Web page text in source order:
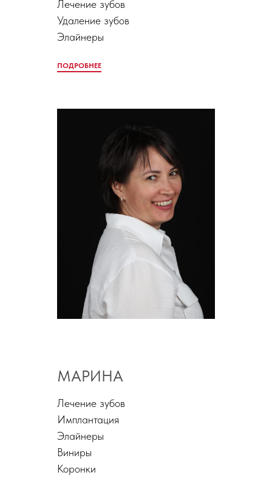
Лечение зубов
Удаление зубов
Элайнеры
ПОДРОБНЕЕ
МАРИНА
Лечение зубов
Имплантация
Элайнеры
Виниры
Коронки